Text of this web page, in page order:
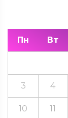
Пн Вт
3 4
10 11